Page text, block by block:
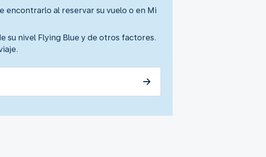
encontrarlo al reservar su vuelo o en Mi
su nivel Flying Blue y de otros factores.